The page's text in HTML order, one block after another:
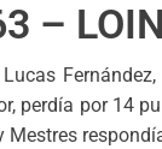
–
perdía por 14